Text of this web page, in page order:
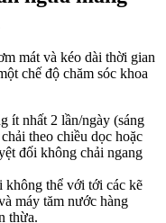
mát và kéo dài thời gian
chế độ chăm sóc khoa
ít nhất 2 lần/ngày (sáng
theo chiều dọc hoặc
đối không chải ngang
không thể với tới các kẽ
máy tăm nước hàng
thừa.